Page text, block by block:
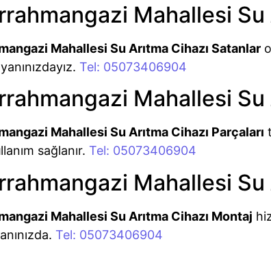
Mahallesi Su
Mahallesi Su Arıtma Cihazı Satanlar
Tel: 05073406904
Mahallesi Su
Mahallesi Su Arıtma Cihazı Parçaları
sağlanır. Tel: 05073406904
Mahallesi Su
Mahallesi Su Arıtma Cihazı Montaj
Tel: 05073406904